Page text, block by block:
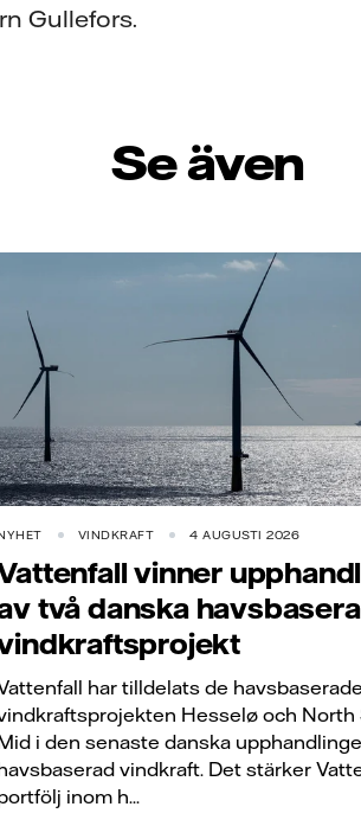
Gullefors.
Se även
VINDKRAFT 4 AUGUSTI 2026
vinner
två danska
har tilldelats de havsbaserade
Hesselø och North
i den senaste danska
vindkraft. Det stärker
inom h...